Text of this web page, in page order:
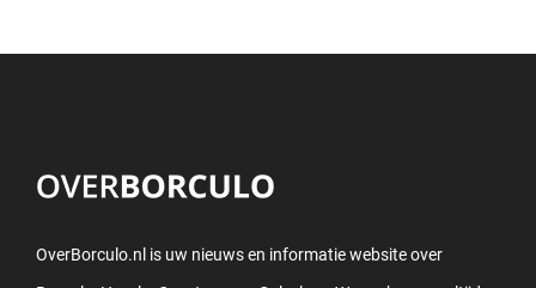
OverBorculo.nl is uw nieuws en informatie website over